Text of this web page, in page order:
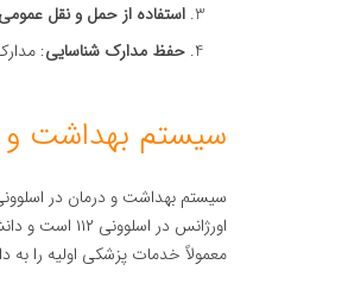
استفاده از حمل و نقل
حفظ مدارک شناسایی:
سیستم بهداشت
سیستم بهداشت و درمان در
اورژانس در
معمولاً خدمات پزشکی اولیه را به